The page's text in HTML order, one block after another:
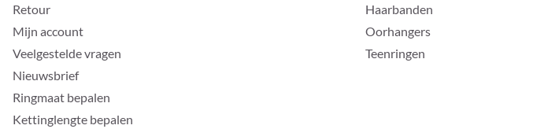
Retour
Mijn account
Veelgestelde vragen
Nieuwsbrief
Ringmaat bepalen
Kettinglengte bepalen
Haarbanden
Oorhangers
Teenringen